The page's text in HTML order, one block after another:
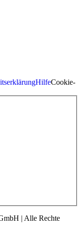
HilfeCookie-
| Alle Rechte